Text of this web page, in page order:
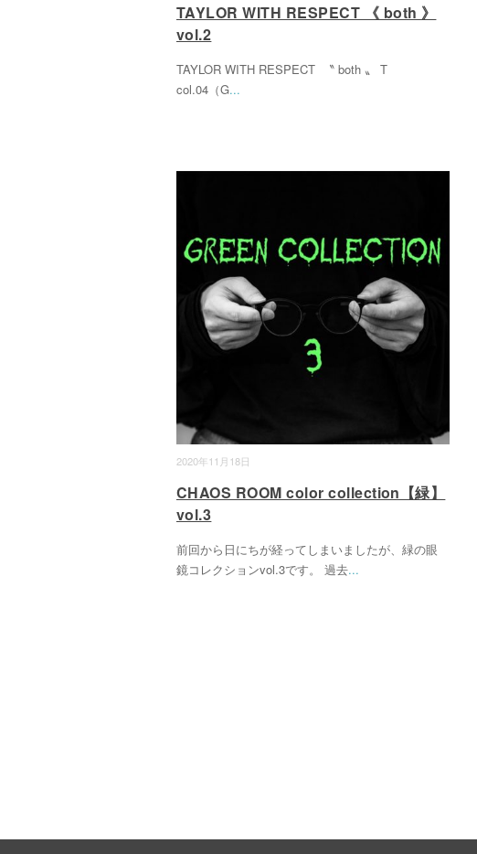
TAYLOR WITH RESPECT 《 both 》
vol.2
TAYLOR WITH RESPECT 〝 both 〟 T
col.04（G...
2020年11月18日
CHAOS ROOM color collection【緑】
vol.3
前回から日にちが経ってしまいましたが、緑の眼
鏡コレクションvol.3です。 過去...